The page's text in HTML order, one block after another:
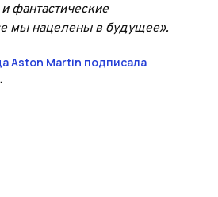
фантастические
мы нацелены в будущее».
Aston Martin подписала
.